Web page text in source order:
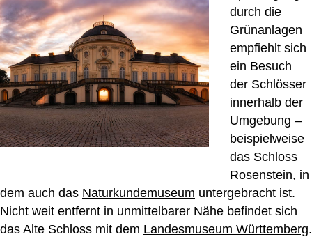
durch die
Grünanlagen
empfiehlt sich
ein Besuch
der Schlösser
innerhalb der
Umgebung –
beispielweise
das Schloss
Rosenstein, in
dem auch das Naturkundemuseum untergebracht ist.
Nicht weit entfernt in unmittelbarer Nähe befindet sich
das Alte Schloss mit dem Landesmuseum Württemberg.